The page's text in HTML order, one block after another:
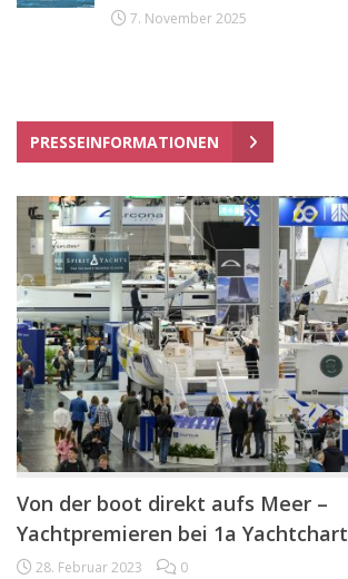
7. November 2025
PRESSEINFORMATIONEN
Von der boot direkt aufs Meer –
Yachtpremieren bei 1a
28. Februar 2023 0